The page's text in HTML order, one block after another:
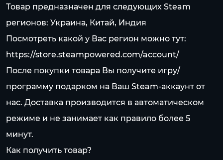
Товар предназначен для следующих Steam
регионов: Украина, Китай, Индия
Посмотреть какой у Вас регион можно тут:
https://store.steampowered.com/account/
После покупки товара Вы получите игру/
программу подарком на Ваш Steam-аккаунт от
нас. Доставка производится в автоматическом
режиме и не занимает как правило более 5
минут.
Как получить товар?